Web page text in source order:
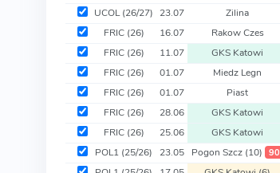
UCOL(26/27) 23.07 Zilina
FRIC (26) 16.07 Rakow Czes
FRIC (26) 11.07 GKS Katowi
FRIC (26) 01.07 Miedz Legn
FRIC (26) 01.07 Piast
FRIC (26) 28.06 GKS Katowi
FRIC (26) 25.06 GKS Katowi
POL1 (25/26) 23.05 Pogon Szcz (10) 90